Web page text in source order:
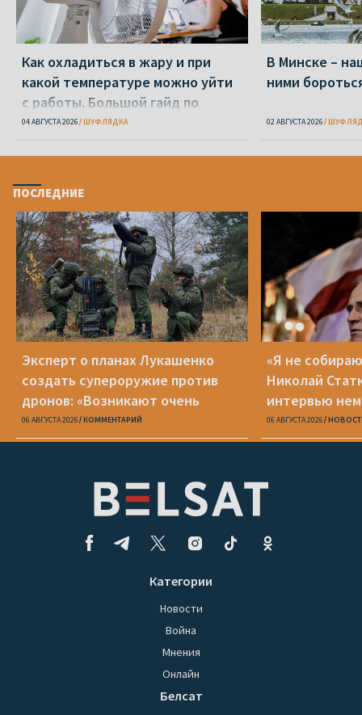
Как охладиться в жару и при
какой температуре можно уйти
с работы. Большой гайд по
переживанию жары
04 АВГУСТА 2026 ШУФЛЯДКА
В Минске –
ними
02 АВГУСТА 2026
ПОСЛЕДНИЕ
Эксперт о планах Лукашенко
создать супероружие против
дронов: «Возникают очень
серьезные сомнения»
06 АВГУСТА 2026 КОММЕНТАРИЙ
«Я не
Николай
интервью
Zeit
06 АВГУСТА 2026
Категории
Новости
Война
Мнения
Онлайн
Белсат